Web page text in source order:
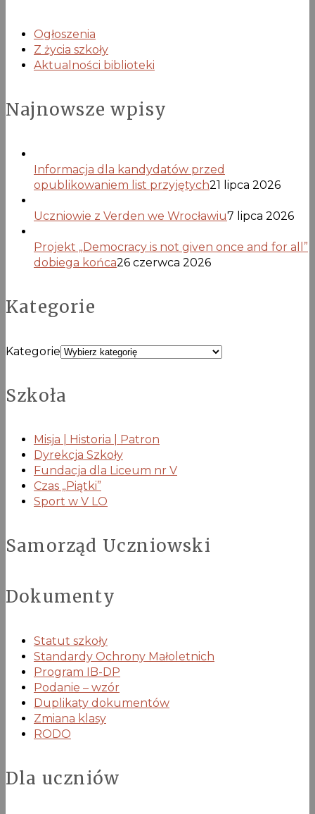
Ogłoszenia
Z życia szkoły
Aktualności biblioteki
Najnowsze wpisy
Informacja dla kandydatów przed
opublikowaniem list przyjętych21 lipca 2026
Uczniowie z Verden we Wrocławiu7 lipca 2026
Projekt „Democracy is not given once and for all”
dobiega końca26 czerwca 2026
Kategorie
Kategorie
Szkoła
Misja | Historia | Patron
Dyrekcja Szkoły
Fundacja dla Liceum nr V
Czas „Piątki”
Sport w V LO
Samorząd Uczniowski
Dokumenty
Statut szkoły
Standardy Ochrony Małoletnich
Program IB-DP
Podanie – wzór
Duplikaty dokumentów
Zmiana klasy
RODO
Dla uczniów